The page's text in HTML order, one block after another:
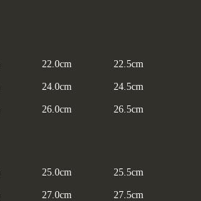
22.0cm 22.5cm
24.0cm 24.5cm
26.0cm 26.5cm
25.0cm 25.5cm
27.0cm 27.5cm